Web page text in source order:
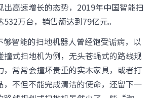
告
出高速增长的态势，2019年中国智能扫
万台，销售额达到79亿元。
够智能的扫地机器人曾经饱受诟病，以
撞式扫地机为例，无头苍蝇式的路线规
，常常会撞坏贵重的实木家具，或者打
，不但不能完成清洁的使命，还留下一